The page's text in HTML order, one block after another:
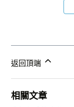
返回頂端
相關文章